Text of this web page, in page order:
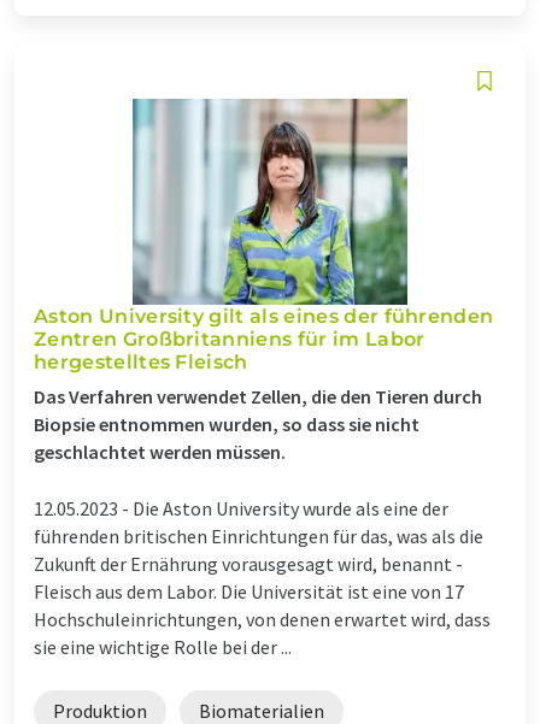
Aston University gilt als eines der führenden
Zentren Großbritanniens für im Labor
hergestelltes Fleisch
Das Verfahren verwendet Zellen, die den Tieren durch
Biopsie entnommen wurden, so dass sie nicht
geschlachtet werden müssen.
12.05.2023 - Die Aston University wurde als eine der
führenden britischen Einrichtungen für das, was als die
Zukunft der Ernährung vorausgesagt wird, benannt -
Fleisch aus dem Labor. Die Universität ist eine von 17
Hochschuleinrichtungen, von denen erwartet wird, dass
sie eine wichtige Rolle bei der ...
Produktion Biomaterialien